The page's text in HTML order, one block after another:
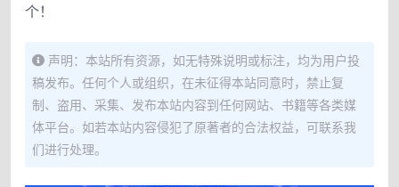
个！
声明：本站所有资源，如无特殊说明或标注，均为用户投
稿发布。任何个人或组织，在未征得本站同意时，禁止复
制、盗用、采集、发布本站内容到任何网站、书籍等各类媒
体平台。如若本站内容侵犯了原著者的合法权益，可联系我
们进行处理。